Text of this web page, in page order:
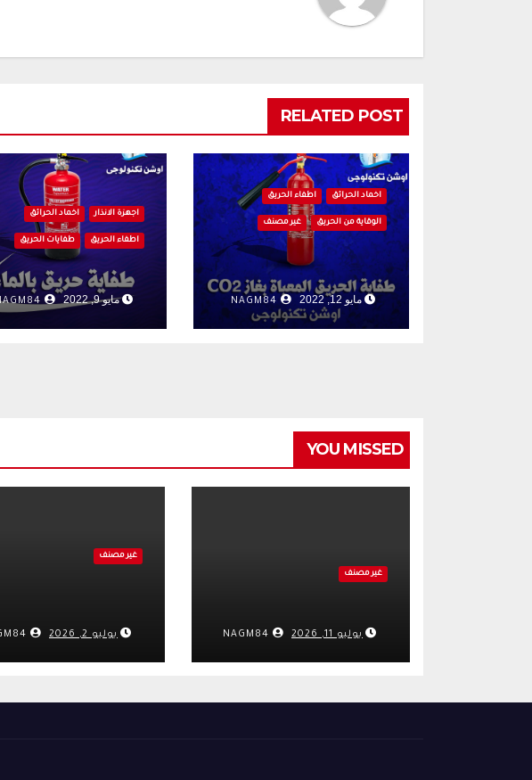
RELATED POST
اخماد الحرائق اطفاء الحريق
الوقاية من الحريق غير مصنف
مايو 12, 2022
اجهزة الانذار اخماد الحرائق
اطفاء الحريق طفايات الحريق
مايو 9, 2022 NAGM84
YOU MISSED
غير مصنف
يوليو 11, 2026
غير مصنف
يوليو 2, 2026